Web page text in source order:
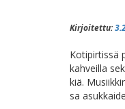
Kirjoitettu:
Ko­ti­pir­tis­sä
kah­veil­la
kiä.
sa